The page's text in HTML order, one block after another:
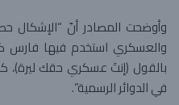
وأوضحت المصادر أنّ
والعسكري استخدم فيها فارس
بالقول (إنتَ عسكري حقك ليرة)،
في الدوائر الرسمية”.